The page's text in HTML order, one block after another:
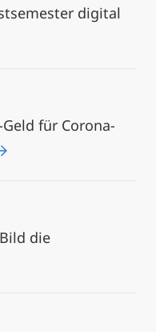
digital
für Corona-
die